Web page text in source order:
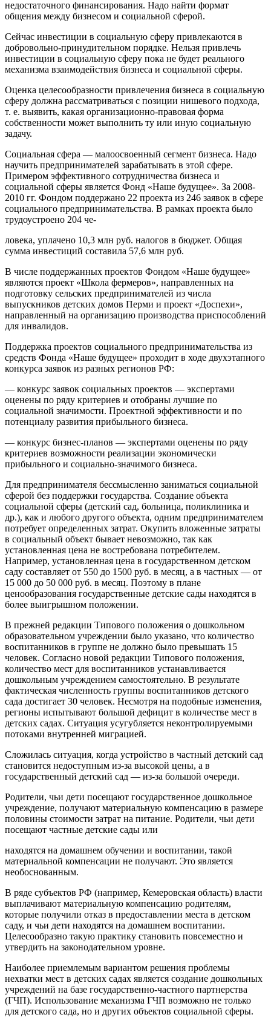
недостаточного финансирования. Надо найти формат
общения между бизнесом и социальной сферой.
Сейчас инвестиции в социальную сферу привлекаются в
добровольно-принудительном порядке. Нельзя привлечь
инвестиции в социальную сферу пока не будет реального
механизма взаимодействия бизнеса и социальной сферы.
Оценка целесообразности привлечения бизнеса в социальную
сферу должна рассматриваться с позиции нишевого подхода,
т. е. выявить, какая организационно-правовая форма
собственности может выполнить ту или иную социальную
задачу.
Социальная сфера — малоосвоенный сегмент бизнеса. Надо
научить предпринимателей зарабатывать в этой сфере.
Примером эффективного сотрудничества бизнеса и
социальной сферы является Фонд «Наше будущее». За 2008-
2010 гг. Фондом поддержано 22 проекта из 246 заявок в сфере
социального предпринимательства. В рамках проекта было
трудоустроено 204 че-
ловека, уплачено 10,3 млн руб. налогов в бюджет. Общая
сумма инвестиций составила 57,6 млн руб.
В числе поддержанных проектов Фондом «Наше будущее»
являются проект «Школа фермеров», направленных на
подготовку сельских предпринимателей из числа
выпускников детских домов Перми и проект «Доспехи»,
направленный на организацию производства приспособлений
для инвалидов.
Поддержка проектов социального предпринимательства из
средств Фонда «Наше будущее» проходит в ходе двухэтапного
конкурса заявок из разных регионов РФ:
— конкурс заявок социальных проектов — экспертами
оценены по ряду критериев и отобраны лучшие по
социальной значимости. Проектной эффективности и по
потенциалу развития прибыльного бизнеса.
— конкурс бизнес-планов — экспертами оценены по ряду
критериев возможности реализации экономически
прибыльного и социально-значимого бизнеса.
Для предпринимателя бессмысленно заниматься социальной
сферой без поддержки государства. Создание объекта
социальной сферы (детский сад, больница, поликлиника и
др.), как и любого другого объекта, одним предпринимателем
потребует определенных затрат. Окупить вложенные затраты
в социальный объект бывает невозможно, так как
установленная цена не востребована потребителем.
Например, установленная цена в государственном детском
саду составляет от 550 до 1500 руб. в месяц, а в частных — от
15 000 до 50 000 руб. в месяц. Поэтому в плане
ценообразования государственные детские сады находятся в
более выигрышном положении.
В прежней редакции Типового положения о дошкольном
образовательном учреждении было указано, что количество
воспитанников в группе не должно было превышать 15
человек. Согласно новой редакции Типового положения,
количество мест для воспитанников устанавливается
дошкольным учреждением самостоятельно. В результате
фактическая численность группы воспитанников детского
сада достигает 30 человек. Несмотря на подобные изменения,
регионы испытывают большой дефицит в количестве мест в
детских садах. Ситуация усугубляется неконтролируемыми
потоками внутренней миграцией.
Сложилась ситуация, когда устройство в частный детский сад
становится недоступным из-за высокой цены, а в
государственный детский сад — из-за большой очереди.
Родители, чьи дети посещают государственное дошкольное
учреждение, получают материальную компенсацию в размере
половины стоимости затрат на питание. Родители, чьи дети
посещают частные детские сады или
находятся на домашнем обучении и воспитании, такой
материальной компенсации не получают. Это является
необоснованным.
В ряде субъектов РФ (например, Кемеровская область) власти
выплачивают материальную компенсацию родителям,
которые получили отказ в предоставлении места в детском
саду, и чьи дети находятся на домашнем воспитании.
Целесообразно такую практику становить повсеместно и
утвердить на законодательном уровне.
Наиболее приемлемым вариантом решения проблемы
нехватки мест в детских садах является создание дошкольных
учреждений на базе государственно-частного партнерства
(ГЧП). Использование механизма ГЧП возможно не только
для детского сада, но и других объектов социальной сферы.